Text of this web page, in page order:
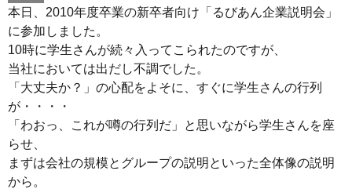
本日、2010年度卒業の新卒者向け「るびあん企業説明会」
に参加しました。
10時に学生さんが続々入ってこられたのですが、
当社においては出だし不調でした。
「大丈夫か？」の心配をよそに、すぐに学生さんの行列
が・・・・
「わおっ、これが噂の行列だ」と思いながら学生さんを座
らせ、
まずは会社の規模とグループの説明といった全体像の説明
から。